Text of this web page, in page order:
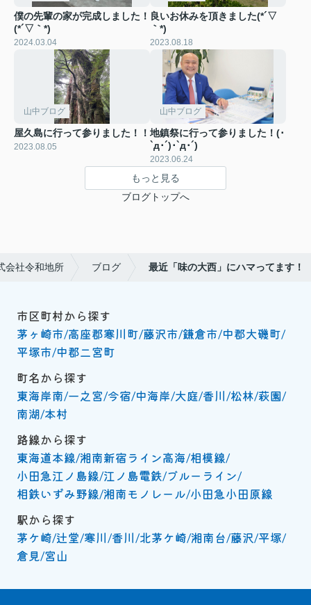
僕の先輩の家が完成しました！
(*´▽｀*)
2024.03.04
良いお休みを頂きました(*´▽
｀*)
2023.08.18
山中ブログ
屋久島に行って参りました！！
2023.08.05
山中ブログ
地鎮祭に行って参りました！(･
`д･´)･`д･´)
2023.06.24
もっと見る
ブログトップへ
会社令和地所 ブログ 最近「味の大西」にハマってます！
市区町村から探す
茅ヶ崎市 高座郡寒川町 藤沢市 鎌倉市 中郡大磯町
平塚市 中郡二宮町
町名から探す
東海岸南 一之宮 今宿 中海岸 大庭 香川 松林 萩園
南湖 本村
路線から探す
東海道本線 湘南新宿ライン高海 相模線
小田急江ノ島線 江ノ島電鉄 ブルーライン
相鉄いずみ野線 湘南モノレール 小田急小田原線
駅から探す
茅ケ崎 辻堂 寒川 香川 北茅ケ崎 湘南台 藤沢 平塚
倉見 宮山